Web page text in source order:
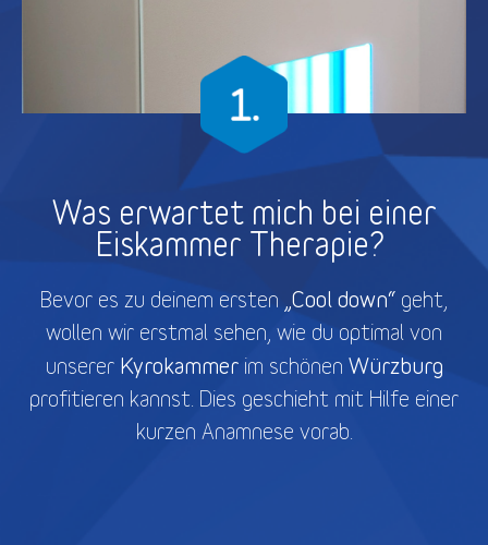
Was erwartet mich bei einer
Eiskammer Therapie?
Bevor es zu deinem ersten „Cool down“ geht,
wollen wir erstmal sehen, wie du optimal von
unserer Kyrokammerim schönen Würzburg
profitieren kannst. Dies geschieht mit Hilfe einer
kurzen Anamnese vorab.